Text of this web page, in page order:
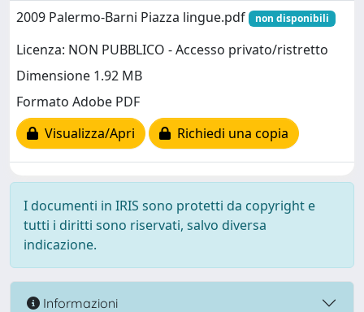
2009 Palermo-Barni Piazza lingue.pdf
non disponibili
Licenza: NON PUBBLICO - Accesso privato/ristretto
Dimensione 1.92 MB
Formato Adobe PDF
Visualizza/Apri
Richiedi una copia
I documenti in IRIS sono protetti da copyright e
tutti i diritti sono riservati, salvo diversa
indicazione.
Informazioni